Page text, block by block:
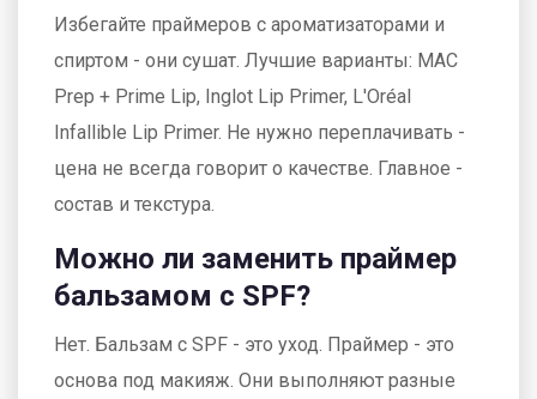
Избегайте праймеров с ароматизаторами и
спиртом - они сушат. Лучшие варианты: MAC
Prep + Prime Lip, Inglot Lip Primer, L'Oréal
Infallible Lip Primer. Не нужно переплачивать -
цена не всегда говорит о качестве. Главное -
состав и текстура.
Можно ли заменить праймер
бальзамом с SPF?
Нет. Бальзам с SPF - это уход. Праймер - это
основа под макияж. Они выполняют разные